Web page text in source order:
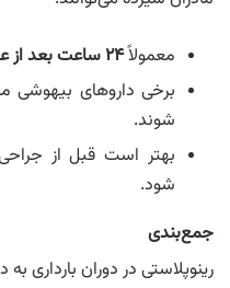
معمولاً۲۴ ساعت بعد از عمل بینی شیردهی را ادامه دهند.
برخی داروهای بیهوشی
شوند.
بهتر است قبل از
شود.
جمع‌بندی
رینوپلاستی در دوران بارداری